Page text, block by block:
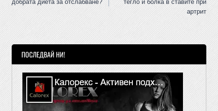
добрата диета за отслабване?
тегло и болка в ставите при
артрит
ПОСЛЕДВАЙ НИ!